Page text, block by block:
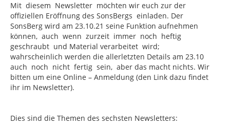
Mit diesem Newsletter möchten wir euch zur der
offiziellen Eröffnung des SonsBergs einladen. Der
SonsBerg wird am 23.10.21 seine Funktion aufnehmen
können, auch wenn zurzeit immer noch heftig
geschraubt und Material verarbeitet wird;
wahrscheinlich werden die allerletzten Details am 23.10
auch noch nicht fertig sein, aber das macht nichts. Wir
bitten um eine Online – Anmeldung (den Link dazu findet
ihr im Newsletter).
Dies sind die Themen des sechsten Newsletters: